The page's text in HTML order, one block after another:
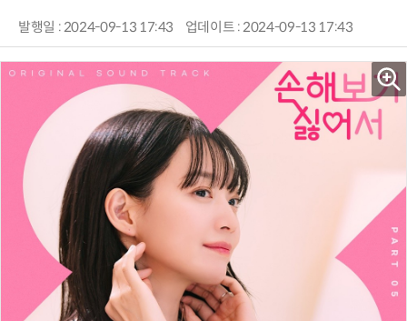
발행일 : 2024-09-13 17:43 업데이트 : 2024-09-13 17:43